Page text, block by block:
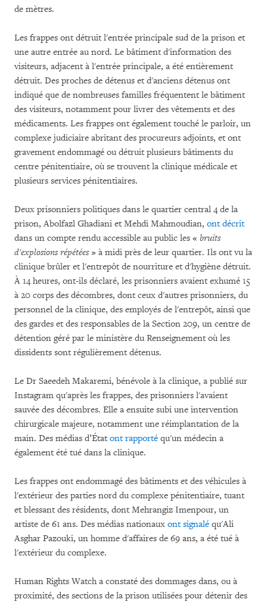
de mètres.
Les frappes ont détruit l'entrée principale sud de la prison et
une autre entrée au nord. Le bâtiment d'information des
visiteurs, adjacent à l'entrée principale, a été entièrement
détruit. Des proches de détenus et d'anciens détenus ont
indiqué que de nombreuses familles fréquentent le bâtiment
des visiteurs, notamment pour livrer des vêtements et des
médicaments. Les frappes ont également touché le parloir, un
complexe judiciaire abritant des procureurs adjoints, et ont
gravement endommagé ou détruit plusieurs bâtiments du
centre pénitentiaire, où se trouvent la clinique médicale et
plusieurs services pénitentiaires.
Deux prisonniers politiques dans le quartier central 4 de la
prison, Abolfazl Ghadiani et Mehdi Mahmoudian, ont décrit
dans un compte rendu accessible au public les « bruits
d'explosions répétées» à midi près de leur quartier. Ils ont vu la
clinique brûler et l'entrepôt de nourriture et d'hygiène détruit.
À 14 heures, ont-ils déclaré, les prisonniers avaient exhumé 15
à 20 corps des décombres, dont ceux d'autres prisonniers, du
personnel de la clinique, des employés de l'entrepôt, ainsi que
des gardes et des responsables de la Section 209, un centre de
détention géré par le ministère du Renseignement où les
dissidents sont régulièrement détenus.
Le Dr Saeedeh Makaremi, bénévole à la clinique, a publié sur
Instagram qu'après les frappes, des prisonniers l'avaient
sauvée des décombres. Elle a ensuite subi une intervention
chirurgicale majeure, notamment une réimplantation de la
main. Des médias d’État ont rapporté qu'un médecin a
également été tué dans la clinique.
Les frappes ont endommagé des bâtiments et des véhicules à
l'extérieur des parties nord du complexe pénitentiaire, tuant
et blessant des résidents, dont Mehrangiz Imenpour, un
artiste de 61 ans. Des médias nationaux ont signalé qu'Ali
Asghar Pazouki, un homme d'affaires de 69 ans, a été tué à
l'extérieur du complexe.
Human Rights Watch a constaté des dommages dans, ou à
proximité, des sections de la prison utilisées pour détenir des